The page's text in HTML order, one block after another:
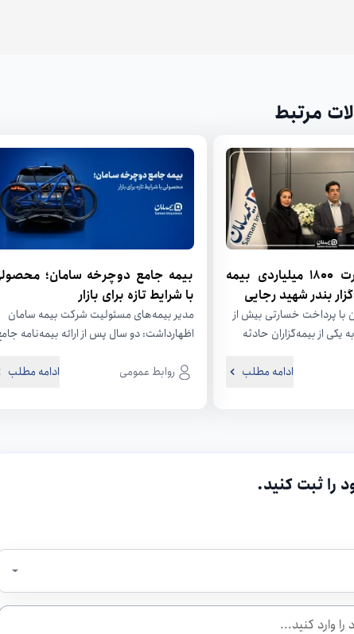
مرتبط
پرداخت خسارت ۱۸۰۰ میلیاردی بیمه
بندر شهید رجایی
با پرداخت خسارتی بیش از
به یکی از بیمه‌گزاران حادثه
ادامه مطلب
بیمه جامع دوچرخه سامان؛
با شرایط تازه برای بازار
مدیر بیمه‌های مسئولیت شرکت بیمه سامان
اظهارداشت: دو سال پس از ارائه بیمه‌نامه
روابط عمومی
ادامه مطلب
را ثبت کنید.